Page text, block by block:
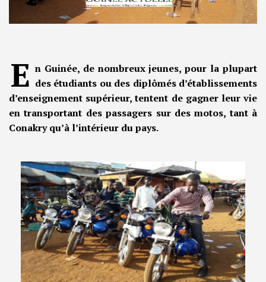
E n Guinée, de nombreux jeunes, pour la plupart
des étudiants ou des diplômés d’établissements
d’enseignement supérieur, tentent de gagner leur vie
en transportant des passagers sur des motos, tant à
Conakry qu’à l’intérieur du pays.